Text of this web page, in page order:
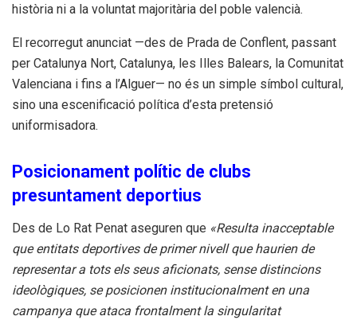
història ni a la voluntat majoritària del poble valencià.
El recorregut anunciat —des de Prada de Conflent, passant
per Catalunya Nort, Catalunya, les Illes Balears, la Comunitat
Valenciana i fins a l’Alguer— no és un simple símbol cultural,
sino una escenificació política d’esta pretensió
uniformisadora.
Posicionament polític de clubs
presuntament deportius
Des de Lo Rat Penat aseguren que «Resulta inacceptable
que entitats deportives de primer nivell que haurien de
representar a tots els seus aficionats, sense distincions
ideològiques, se posicionen institucionalment en una
campanya que ataca frontalment la singularitat